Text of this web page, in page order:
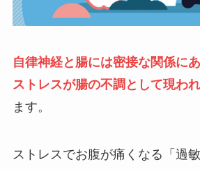
自律神経と腸には密接な関係に
ストレスが腸の不調として現わ
ます。
ストレスでお腹が痛くなる「過